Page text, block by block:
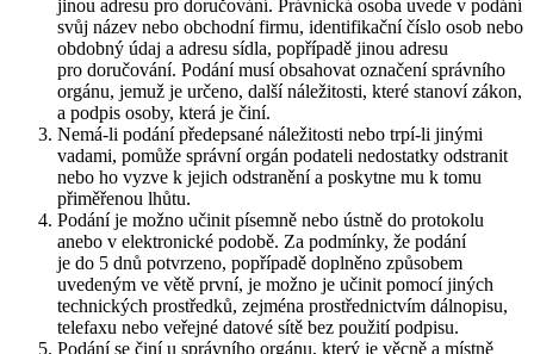
jinou adresu pro doručování. Právnická osoba uvede v podání
svůj název nebo obchodní firmu, identifikační číslo osob nebo
obdobný údaj a adresu sídla, popřípadě jinou adresu
pro doručování. Podání musí obsahovat označení správního
orgánu, jemuž je určeno, další náležitosti, které stanoví zákon,
a podpis osoby, která je činí.
Nemá-li podání předepsané náležitosti nebo trpí-li jinými
vadami, pomůže správní orgán podateli nedostatky odstranit
nebo ho vyzve k jejich odstranění a poskytne mu k tomu
přiměřenou lhůtu.
Podání je možno učinit písemně nebo ústně do protokolu
anebo v elektronické podobě. Za podmínky, že podání
je do 5 dnů potvrzeno, popřípadě doplněno způsobem
uvedeným ve větě první, je možno je učinit pomocí jiných
technických prostředků, zejména prostřednictvím dálnopisu,
telefaxu nebo veřejné datové sítě bez použití podpisu.
Podání se činí u správního orgánu, který je věcně a místně